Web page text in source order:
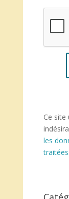
Ce site
les
traitées